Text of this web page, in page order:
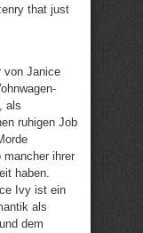
that just
von Janice
als
ruhigen Job
ihrer
haben.
Ivy ist ein
als
dem